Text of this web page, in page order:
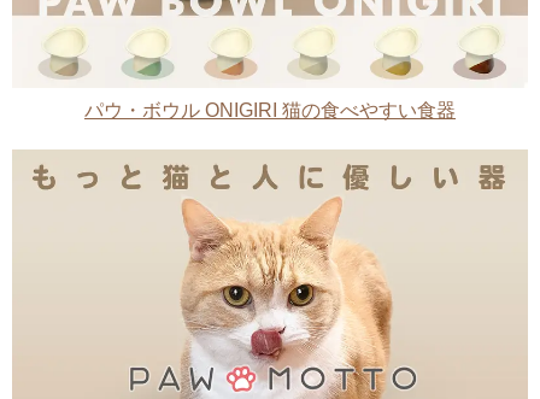
パウ・ボウル ONIGIRI 猫の食べやすい食器